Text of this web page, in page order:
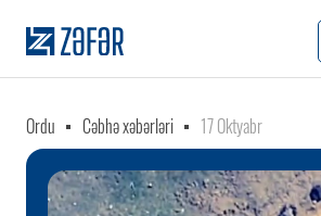
Ordu Cəbhə xəbərləri 17 Oktyabr